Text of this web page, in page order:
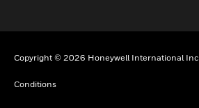
Copyright © 2026 Honeywell International Inc
Conditions